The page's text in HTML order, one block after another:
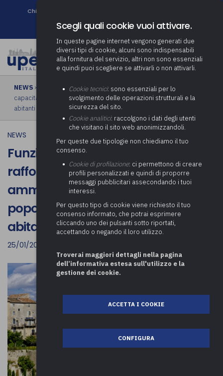
Chi siamo
Newsletter
NEWS › Funzione Pubblica: contributo per rafforzamento della
capacità amministrativa comuni con popolazione inferiore a 5000
abitanti
NEWS
Funzione Pubblica: contributo per
rafforzamento della capacità
amministrativa comuni con
popolazione inferiore a 5000
abitanti
25/01/2023
Scegli quali cookie vuoi attivare.
In queste pagine internet vengono generati due
diversi tipi di cookie, alcuni sono indispensabili
alla fornitura del servizio, altri non sono essenziali
e quindi puoi scegliere se attivarli o non attivarli.
Cookie tecnici: sono essenziali per lo
svolgimento delle operazioni strutturali e la
sicurezza del sito.
Cookie analitici: raccolgono i dati degli utenti
che visitano il sito web anonimizzandoli.
Per queste due tipologie non chiediamo il tuo
consenso.
Cookie di profilazione: ci permettono di creare
profili personalizzati e quindi di proporre
messaggi pubblicitari assecondando i tuoi
interessi.
Per questo tipo di cookie viene richiesto il tuo
consenso informato, che potrai esprimere
cliccando uno dei pulsanti sotto riportati,
accettando o negando il loro utilizzo.
Troverai maggiori dettagli nella pagina
dell’informativa estesa sull'utilizzo e la
gestione dei cookie.
ACCETTA I COOKIE
CONFIGURA